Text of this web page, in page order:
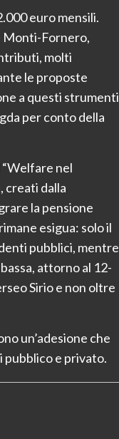
euro mensili.
Monti-Fornero,
molti
le proposte
a questi strumenti
per conto della
nel
creati dalla
la pensione
esigua: solo il
pubblici, mentre
attorno al 12-
Sirio e non oltre
un’adesione che
pubblico e privato.